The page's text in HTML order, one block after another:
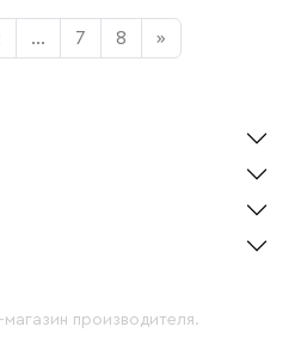
... 7 8 »
производителя.